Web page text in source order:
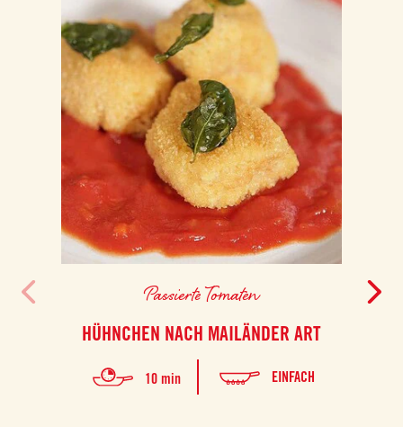
Passierte Tomaten
HÜHNCHEN NACH MAILÄNDER ART
10 min EINFACH